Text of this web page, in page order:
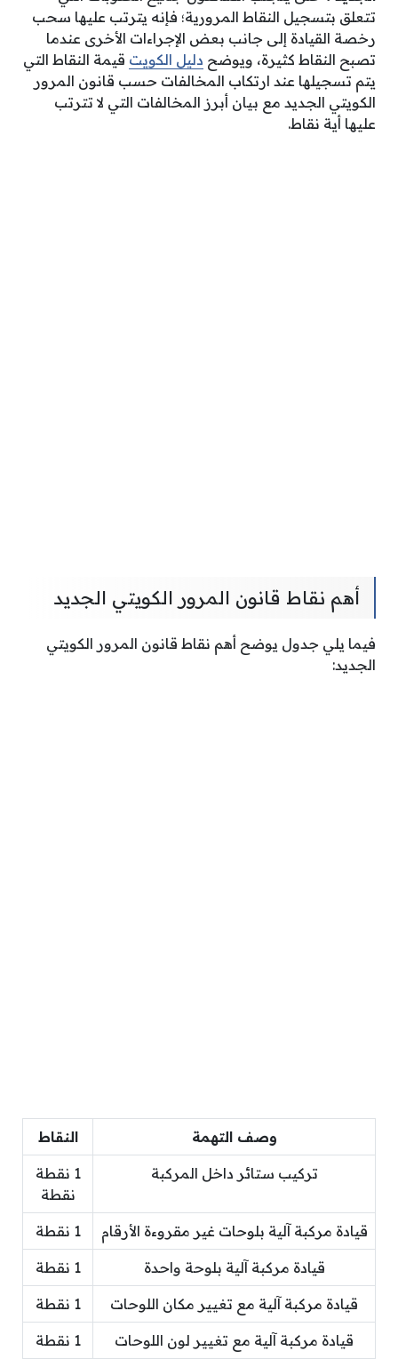
تتعلق بتسجيل النقاط المرورية؛ فإنه يترتب عليها سحب
رخصة القيادة إلى جانب بعض الإجراءات الأخرى عندما
تصبح النقاط كثيرة، ويوضح دليل الكويت قيمة النقاط التي
يتم تسجيلها عند ارتكاب المخالفات حسب قانون المرور
الكويتي الجديد مع بيان أبرز المخالفات التي لا تترتب
عليها أية نقاط.
أهم نقاط قانون المرور الكويتي الجديد
فيما يلي جدول يوضح أهم نقاط قانون المرور الكويتي
الجديد:
وصف التهمة النقاط
تركيب ستائر داخل المركبة
1 نقطة
نقطة
قيادة مركبة آلية بلوحات غير مقروءة الأرقام 1 نقطة
قيادة مركبة آلية بلوحة واحدة 1 نقطة
قيادة مركبة آلية مع تغيير مكان اللوحات 1 نقطة
قيادة مركبة آلية مع تغيير لون اللوحات 1 نقطة